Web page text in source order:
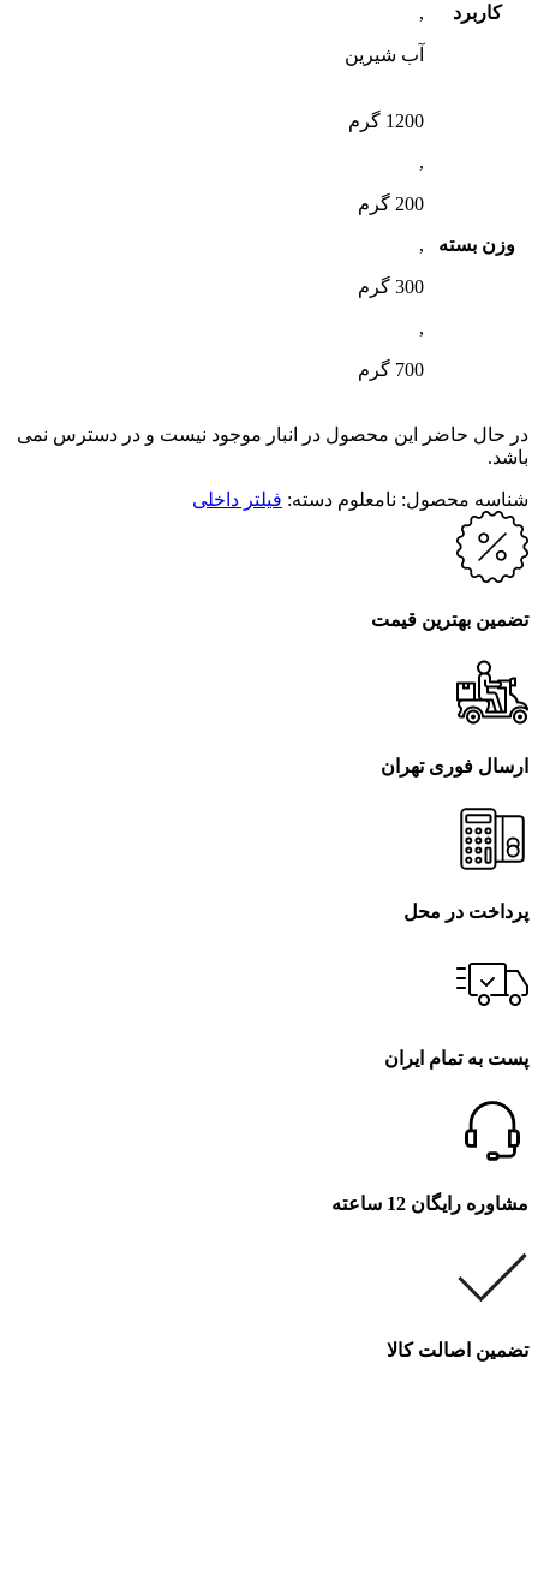
کاربرد
,
آب شیرین
وزن بسته
1200 گرم
,
200 گرم
,
300 گرم
,
700 گرم
در حال حاضر این محصول در انبار موجود نیست و در دسترس نمی
باشد.
شناسه محصول: نامعلوم دسته: فیلتر داخلی
تضمین بهترین قیمت
ارسال فوری تهران
پرداخت در محل
پست به تمام ایران
مشاوره رایگان 12 ساعته
تضمین اصالت کالا